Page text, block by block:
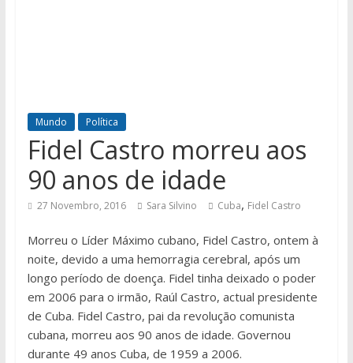
Mundo Política
Fidel Castro morreu aos
90 anos de idade
27 Novembro, 2016 Sara Silvino Cuba, Fidel Castro
Morreu o Líder Máximo cubano, Fidel Castro, ontem à
noite, devido a uma hemorragia cerebral, após um
longo período de doença. Fidel tinha deixado o poder
em 2006 para o irmão, Raúl Castro, actual presidente
de Cuba. Fidel Castro, pai da revolução comunista
cubana, morreu aos 90 anos de idade. Governou
durante 49 anos Cuba, de 1959 a 2006.